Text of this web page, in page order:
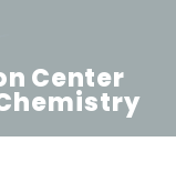
Center